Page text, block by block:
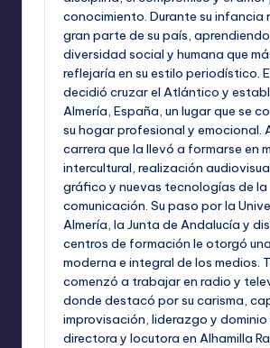
conocimiento. Durante su infancia
gran parte de su país,
diversidad social y humana que
reflejaría en su estilo periodístico.
decidió cruzar el Atlántico y
Almería, España, un lugar que se
su hogar profesional y emocional.
carrera que la llevó a formarse en
intercultural, realización
gráfico y nuevas tecnologías de la
comunicación. Su paso por la
Almería, la Junta de Andalucía y
centros de formación le otorgó
moderna e integral de los medios.
comenzó a trabajar en radio y
donde destacó por su carisma,
improvisación, liderazgo y dominio
directora y locutora en Alhamilla